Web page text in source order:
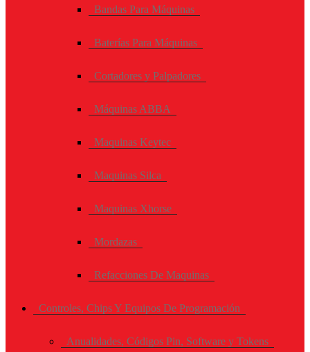
Bandas Para Máquinas
Baterías Para Máquinas
Cortadores y Palpadores
Máquinas ABBA
Maquinas Keytec
Maquinas Silca
Maquinas Xhorse
Mordazas
Refacciones De Maquinas
Controles, Chips Y Equipos De Programación
Anualidades, Códigos Pin, Software y Tokens